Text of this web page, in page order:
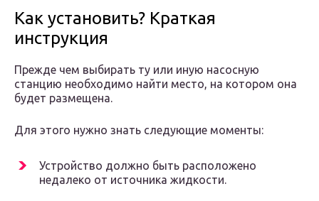
Как установить? Краткая
инструкция
Прежде чем выбирать ту или иную насосную
станцию необходимо найти место, на котором она
будет размещена.
Для этого нужно знать следующие моменты:
Устройство должно быть расположено
недалеко от источника жидкости.